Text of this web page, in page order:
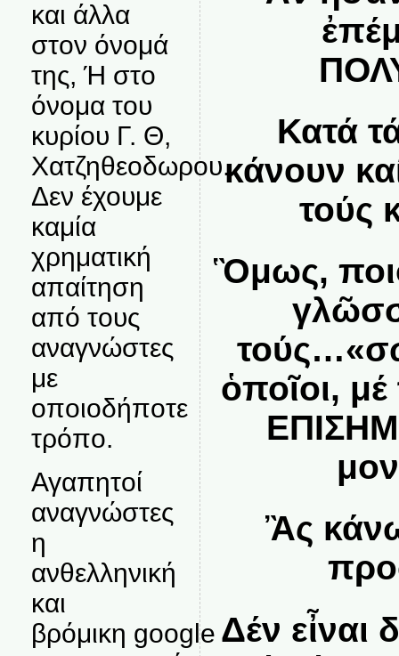
και άλλα
στον όνομά
της, Ή στο
όνομα του
κυρίου Γ. Θ,
Χατζηθεοδωρου.
Δεν έχουμε
καμία
χρηματική
απαίτηση
από τους
αναγνώστες
με
οποιοδήποτε
τρόπο.
Αγαπητοί
αναγνώστες
η
ανθελληνική
και
βρόμικη google
Κατά
κάνουν
τούς
Ὃμως,
ὁποῖοι,
Ἂς
Δέν εἶναι